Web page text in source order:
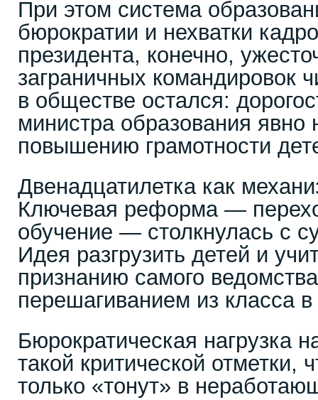
При этом система
бюрократии и нехватки
президента, конечно,
заграничных командировок
в обществе остался:
министра образования явно
повышению грамотности
Двенадцатилетка как
Ключевая реформа —
обучение — столкнулась с
Идея разгрузить детей и
признанию самого
перешагиванием из класса в
Бюрократическая нагрузка
такой критической отметки,
только «тонут» в